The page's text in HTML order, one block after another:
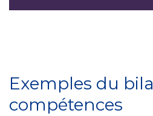
Exemples du
compétences